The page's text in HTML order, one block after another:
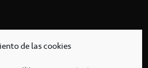
de las cookies